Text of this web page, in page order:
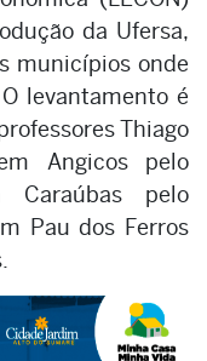
da Ufersa,
municípios onde
levantamento é
Thiago
Angicos pelo
Caraúbas pelo
Pau dos Ferros